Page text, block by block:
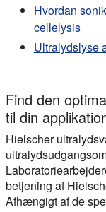
Hvordan
cellelysis
Ultralydslyse
Find den
til din
Hielscher
betjening af
Afhængigt af de